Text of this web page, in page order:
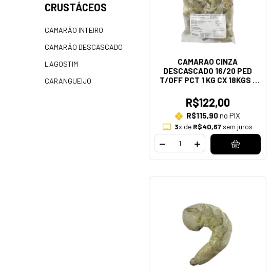
CRUSTÁCEOS
CAMARÃO INTEIRO
CAMARÃO DESCASCADO
LAGOSTIM
CARANGUEIJO
CAMARAO CINZA
DESCASCADO 16/20 PED
T/OFF PCT 1 KG CX 18KGS -
R$122,00
R$115,90no PIX
3x de R$40,67sem juros